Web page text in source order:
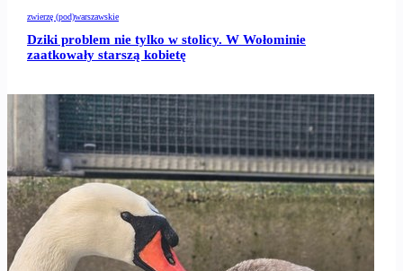
zwierzę (pod)warszawskie
Dziki problem nie tylko w stolicy. W Wołominie
zaatkowały starszą kobietę